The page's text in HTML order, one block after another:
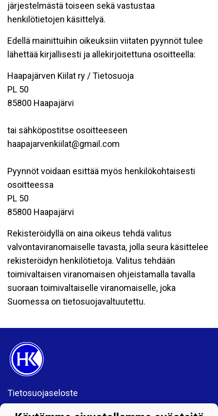
järjestelmästä toiseen sekä vastustaa
henkilötietojen käsittelyä.
Edellä mainittuihin oikeuksiin viitaten pyynnöt tulee
lähettää kirjallisesti ja allekirjoitettuna osoitteella:
Haapajärven Kiilat ry / Tietosuoja
PL 50
85800 Haapajärvi
tai sähköpostitse osoitteeseen
haapajarvenkiilat@gmail.com
Pyynnöt voidaan esittää myös henkilökohtaisesti
osoitteessa
PL 50
85800 Haapajärvi
Rekisteröidyllä on aina oikeus tehdä valitus
valvontaviranomaiselle tavasta, jolla seura käsittelee
rekisteröidyn henkilötietoja. Valitus tehdään
toimivaltaisen viranomaisen ohjeistamalla tavalla
suoraan toimivaltaiselle viranomaiselle, joka
Suomessa on tietosuojavaltuutettu.
Tietosuojaseloste